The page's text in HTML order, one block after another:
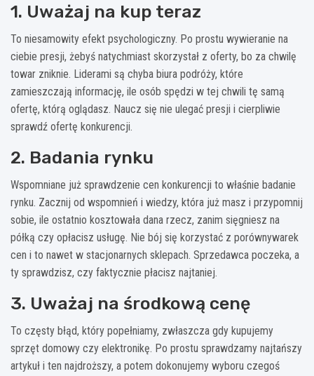
1. Uważaj na kup teraz
To niesamowity efekt psychologiczny. Po prostu wywieranie na
ciebie presji, żebyś natychmiast skorzystał z oferty, bo za chwilę
towar zniknie. Liderami są chyba biura podróży, które
zamieszczają informację, ile osób spędzi w tej chwili tę samą
ofertę, którą oglądasz. Naucz się nie ulegać presji i cierpliwie
sprawdź ofertę konkurencji.
2. Badania rynku
Wspomniane już sprawdzenie cen konkurencji to właśnie badanie
rynku. Zacznij od wspomnień i wiedzy, która już masz i przypomnij
sobie, ile ostatnio kosztowała dana rzecz, zanim sięgniesz na
półką czy opłacisz usługę. Nie bój się korzystać z porównywarek
cen i to nawet w stacjonarnych sklepach. Sprzedawca poczeka, a
ty sprawdzisz, czy faktycznie płacisz najtaniej.
3. Uważaj na środkową cenę
To częsty błąd, który popełniamy, zwłaszcza gdy kupujemy
sprzęt domowy czy elektronikę. Po prostu sprawdzamy najtańszy
artykuł i ten najdroższy, a potem dokonujemy wyboru czegoś